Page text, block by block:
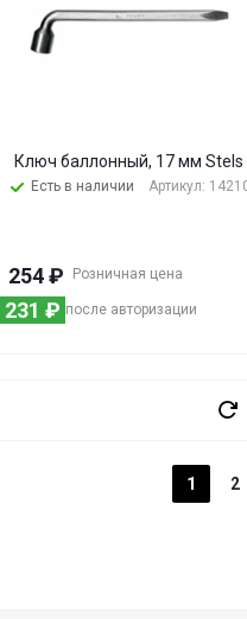
Ключ баллонный, 17 мм Stels
Есть в наличии Артикул:
Розничная цена
254₽
после авторизации
231 ₽
1 2